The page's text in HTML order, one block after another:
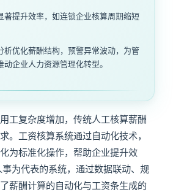
著提升效率，如连锁企业核算周期缩短
析优化薪酬结构，预警异常波动，为管
企业人力资源管理化转型。
工复杂度增加，传统人工核算薪酬
。工资核算系统通过自动化技术，
为标准化操作，帮助企业提升效
为代表的系统，通过数据联动、规
薪酬计算的自动化与工资条生成的